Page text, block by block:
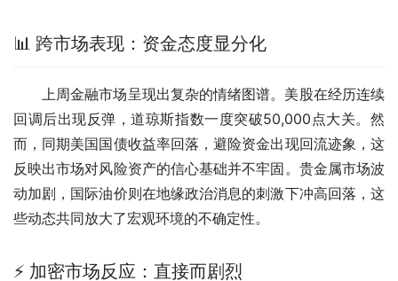
📊 跨市场表现：资金态度显分化
上周金融市场呈现出复杂的情绪图谱。美股在经历连续
回调后出现反弹，道琼斯指数一度突破50,000点大关。然
而，同期美国国债收益率回落，避险资金出现回流迹象，这
反映出市场对风险资产的信心基础并不牢固。贵金属市场波
动加剧，国际油价则在地缘政治消息的刺激下冲高回落，这
些动态共同放大了宏观环境的不确定性。
⚡ 加密市场反应：直接而剧烈